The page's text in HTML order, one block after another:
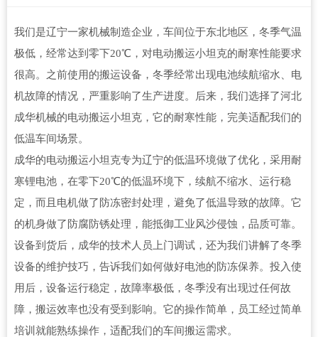
我们是辽宁一家机械制造企业，车间位于东北地区，冬季气温
极低，经常达到零下20℃，对电动搬运小坦克的耐寒性能要求
很高。之前使用的搬运设备，冬季经常出现电池续航缩水、电
机故障的情况，严重影响了生产进度。后来，我们选择了河北
成华机械的电动搬运小坦克，它的耐寒性能，完美适配我们的
低温车间场景。
成华的电动搬运小坦克专为辽宁的低温环境做了优化，采用耐
寒锂电池，在零下20℃的低温环境下，续航不缩水、运行稳
定，而且电机做了防冻密封处理，避免了低温导致的故障。它
的机身做了防腐防锈处理，能抵御工业风沙侵蚀，品质可靠。
设备到货后，成华的技术人员上门调试，还为我们讲解了冬季
设备的维护技巧，告诉我们如何做好电池的防冻保养。投入使
用后，设备运行稳定，故障率极低，冬季没有出现过任何故
障，搬运效率也没有受到影响。它的操作简单，员工经过简单
培训就能熟练操作，适配我们的车间搬运需求。